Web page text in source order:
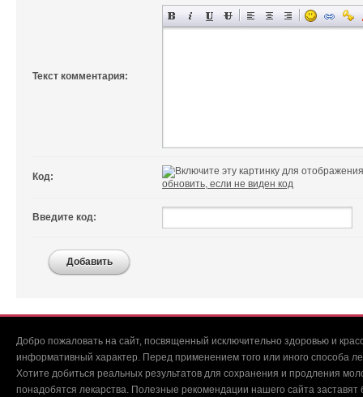
Текст комментария:
Код:
обновить, если не виден код
Введите код:
Добавить
Добро пожаловать на сайт, посвященный исключительно здоровью и
информативный характер. Перед применением того или иного способа
Хотите добиться реальных результатов для сохранения и продления
понадобятся лекарства. Полезные рекомендации нашего сайта